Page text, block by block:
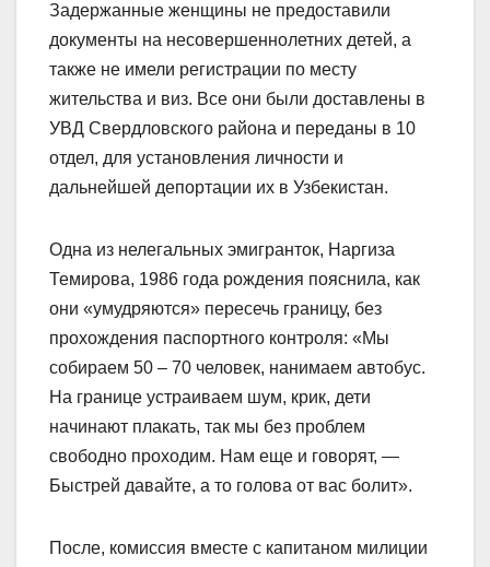
Задержанные женщины не предоставили
документы на несовершеннолетних детей, а
также не имели регистрации по месту
жительства и виз. Все они были доставлены в
УВД Свердловского района и переданы в 10
отдел, для установления личности и
дальнейшей депортации их в Узбекистан.
Одна из нелегальных эмигранток, Наргиза
Темирова, 1986 года рождения пояснила, как
они «умудряются» пересечь границу, без
прохождения паспортного контроля: «Мы
собираем 50 – 70 человек, нанимаем автобус.
На границе устраиваем шум, крик, дети
начинают плакать, так мы без проблем
свободно проходим. Нам еще и говорят, —
Быстрей давайте, а то голова от вас болит».
После, комиссия вместе с капитаном милиции